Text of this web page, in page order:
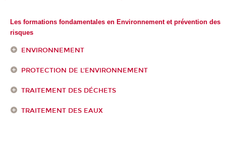
Les formations fondamentales en Environnement et prévention des
risques
ENVIRONNEMENT
PROTECTION DE L'ENVIRONNEMENT
TRAITEMENT DES DÉCHETS
TRAITEMENT DES EAUX